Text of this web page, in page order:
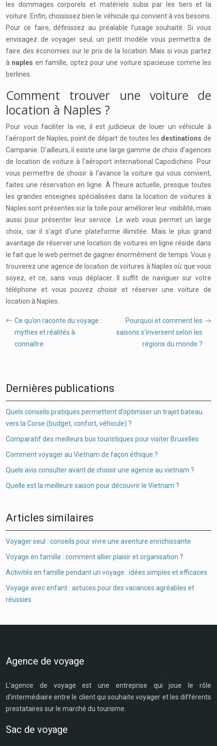
les dommages corporels et matériels subis par les tiers et la
voiture. Enfin, choisissez bien le véhicule qui convient à vos besoins.
Pour ce faire, définissez au préalable l’usage souhaité. Si vous
envisagez de voyager seul, un petit modèle vous permettra de
faire des économies sur le prix de la location. Mais si vous partez
à naples en famille, optez pour une voiture spacieuse comme les
berlines.
Comment trouver une voiture de
location à Naples ?
Pour vous faciliter la vie, il est judicieux de louer un véhicule à
l’aéroport de Naples, point de départ de toutes les destinations de
Campanie. D’ailleurs, il existe une large gamme de choix d’agences
de location de voiture à l’aéroport international Capodichino. Pour
vous permettre de choisir à l’avance la voiture qui vous convient,
faites une réservation en ligne. À l’heure actuelle, presque toutes
les grandes enseignes spécialisées dans la location de voitures à
Naples sont présentes sur la toile pour améliorer leur visibilité, mais
aussi pour présenter leur service. Le web vous permet un large
choix, car il s’agit d’une plateforme illimitée. Mais le plus grand
avantage de réserver une location de voitures en ligne réside dans
le fait que le web permet de gagner énormément de temps. Vous y
trouverez une agence de location de voitures à Naples où que vous
soyez, et ce, sans vous déplacer. Il suffit de naviguer sur votre
téléphone et vous pouvez choisir et réserver une voiture de
location à Naples.
Ce qu’on raconte du voyage :
mythes et réalités à
connaître
Pourquoi et comment les
saisons s’inversent selon les
régions du monde ?
Dernières publications
Quels conseils pratiques permettent d’optimiser un trajet bateau
vers la Corse (budget, confort, véhicule) ?
Comparatif des meilleurs bus touristiques pour visiter Bruxelles
Comment voyager au Vietnam de façon éthique ?
Quels avis consulter avant de choisir une agence au vietnam ?
Quelle est la meilleure saison pour découvrir le Vietnam ?
Articles similaires
Voyager seul : conseils pour vivre une aventure enrichissante
Voyage en famille : comment allier plaisir et organisation ?
Activités en famille pendant un voyage : idées simples et efficaces
Voyage avec enfant : astuces pour des vacances agréables et
réussies
Agence de voyage
L’agence de voyage est une entreprise qui joue le rôle
d’intermédiaire entre le client qui souhaite voyager et les différents
prestataires sur le marché du tourisme.
Sac de voyage